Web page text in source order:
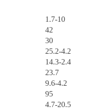
1.7-10
42
30
25.2-4.2
14.3-2.4
23.7
9.6-4.2
95
4.7-20.5